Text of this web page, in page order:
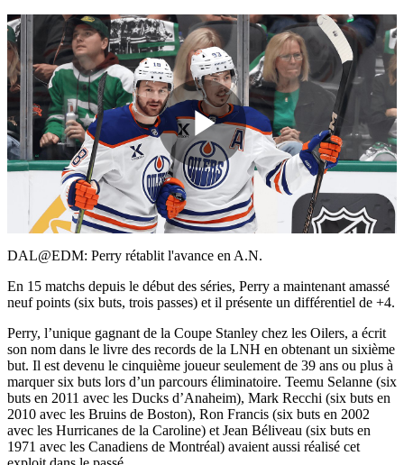
Play
Video
DAL@EDM: Perry rétablit l'avance en A.N.
En 15 matchs depuis le début des séries, Perry a maintenant amassé
neuf points (six buts, trois passes) et il présente un différentiel de +4.
Perry, l’unique gagnant de la Coupe Stanley chez les Oilers, a écrit
son nom dans le livre des records de la LNH en obtenant un sixième
but. Il est devenu le cinquième joueur seulement de 39 ans ou plus à
marquer six buts lors d’un parcours éliminatoire. Teemu Selanne (six
buts en 2011 avec les Ducks d’Anaheim), Mark Recchi (six buts en
2010 avec les Bruins de Boston), Ron Francis (six buts en 2002
avec les Hurricanes de la Caroline) et Jean Béliveau (six buts en
1971 avec les Canadiens de Montréal) avaient aussi réalisé cet